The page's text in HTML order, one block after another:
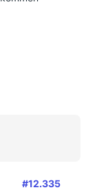
#12.335